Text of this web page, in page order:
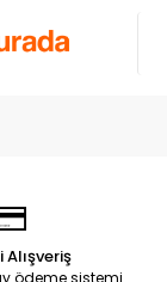
Alışveriş
ödeme sistemi